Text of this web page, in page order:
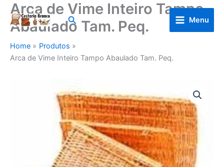
Skip
content
Search Menu
Arca de Vime Inteiro Tampo
Abaulado Tam. Peq.
Home
Produtos
Arca de Vime Inteiro Tampo Abaulado Tam. Peq.